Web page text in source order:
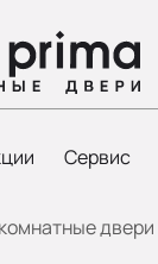
Сервис
двери